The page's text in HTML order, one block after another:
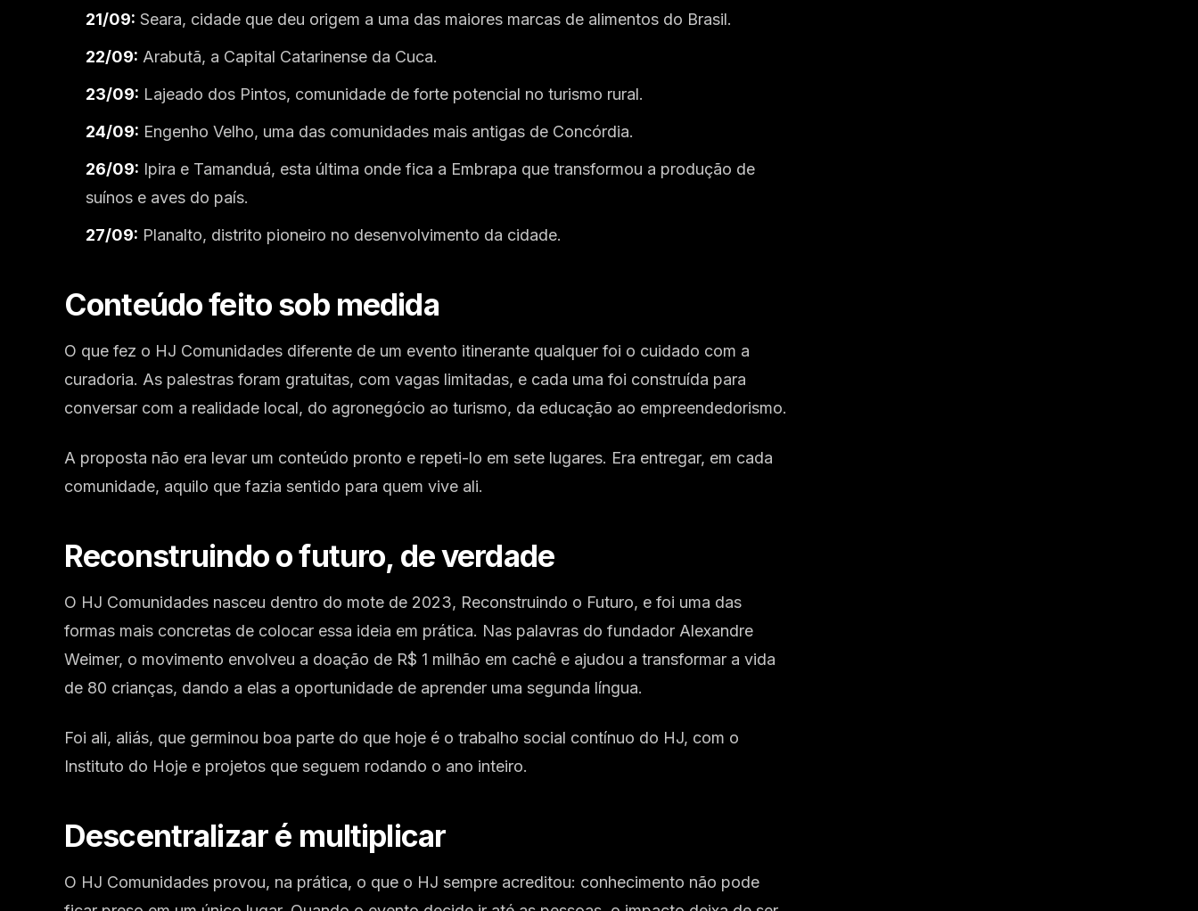
21/09: Seara, cidade que deu origem a uma das maiores marcas de alimentos do Brasil.
22/09: Arabutã, a Capital Catarinense da Cuca.
23/09: Lajeado dos Pintos, comunidade de forte potencial no turismo rural.
24/09: Engenho Velho, uma das comunidades mais antigas de Concórdia.
26/09: Ipira e Tamanduá, esta última onde fica a Embrapa que transformou a produção de
suínos e aves do país.
27/09: Planalto, distrito pioneiro no desenvolvimento da cidade.
Conteúdo feito sob medida
O que fez o HJ Comunidades diferente de um evento itinerante qualquer foi o cuidado com a
curadoria. As palestras foram gratuitas, com vagas limitadas, e cada uma foi construída para
conversar com a realidade local, do agronegócio ao turismo, da educação ao empreendedorismo.
A proposta não era levar um conteúdo pronto e repeti-lo em sete lugares. Era entregar, em cada
comunidade, aquilo que fazia sentido para quem vive ali.
Reconstruindo o futuro, de verdade
O HJ Comunidades nasceu dentro do mote de 2023, Reconstruindo o Futuro, e foi uma das
formas mais concretas de colocar essa ideia em prática. Nas palavras do fundador Alexandre
Weimer, o movimento envolveu a doação de R$ 1 milhão em cachê e ajudou a transformar a vida
de 80 crianças, dando a elas a oportunidade de aprender uma segunda língua.
Foi ali, aliás, que germinou boa parte do que hoje é o trabalho social contínuo do HJ, com o
Instituto do Hoje e projetos que seguem rodando o ano inteiro.
Descentralizar é multiplicar
O HJ Comunidades provou, na prática, o que o HJ sempre acreditou: conhecimento não pode